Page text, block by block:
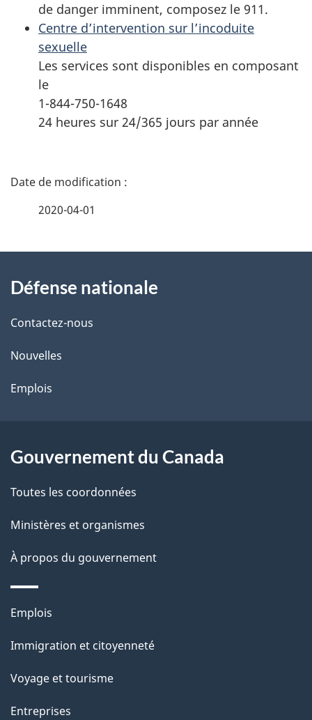
de danger imminent, composez le 911.
Centre d’intervention sur l’incoduite
sexuelle
Les services sont disponibles en composant
le
1-844-750-1648
24 heures sur 24/365 jours par année
D
i
l
s
d
l
p
a
g
e
2020-04-01
propos
de
ce
site
Défense nationale
Contactez-nous
Nouvelles
Emplois
Gouvernement du Canada
Toutes les coordonnées
Ministères et organismes
À propos du gouvernement
Thèmes
sujets
Emplois
Immigration et citoyenneté
Voyage et tourisme
Entreprises